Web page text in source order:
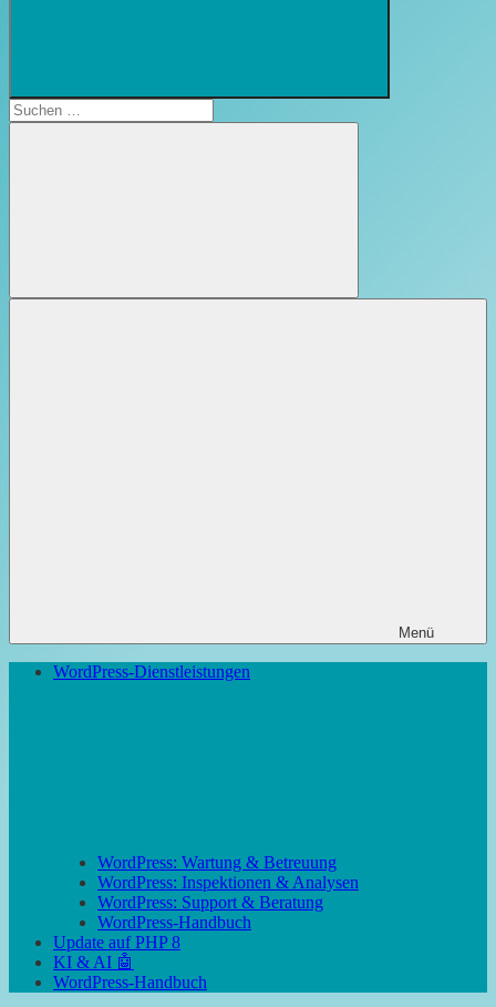
öffnen
Suchen
nach:
Suchen
Menü
WordPress-Dienstleistungen
WordPress: Wartung & Betreuung
WordPress: Inspektionen & Analysen
WordPress: Support & Beratung
WordPress-Handbuch
Update auf PHP 8
KI & AI 🤖
WordPress-Handbuch